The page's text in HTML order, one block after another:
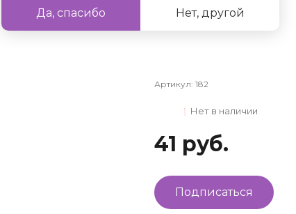
Да, спасибо Нет, другой
Артикул: 182
Нет в наличии
41 руб.
Подписаться